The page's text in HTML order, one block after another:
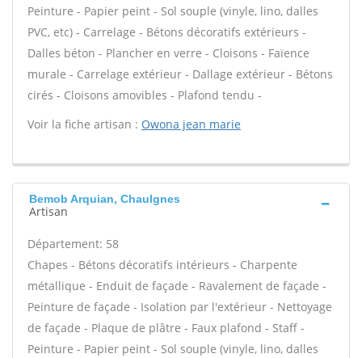
Peinture - Papier peint - Sol souple (vinyle, lino, dalles
PVC, etc) - Carrelage - Bétons décoratifs extérieurs -
Dalles béton - Plancher en verre - Cloisons - Faïence
murale - Carrelage extérieur - Dallage extérieur - Bétons
cirés - Cloisons amovibles - Plafond tendu -
Voir la fiche artisan : Owona jean marie
Bemob Arquian, Chaulgnes
Artisan
Département: 58
Chapes - Bétons décoratifs intérieurs - Charpente
métallique - Enduit de façade - Ravalement de façade -
Peinture de façade - Isolation par l'extérieur - Nettoyage
de façade - Plaque de plâtre - Faux plafond - Staff -
Peinture - Papier peint - Sol souple (vinyle, lino, dalles